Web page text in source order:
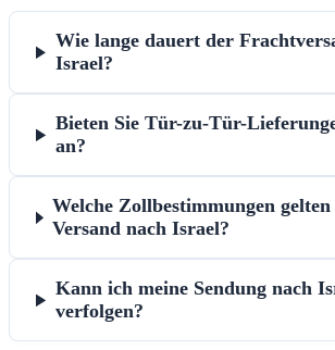
Wie lange dauert der
Israel?
Bieten Sie Tür-zu-Tür-
an?
Welche Zollbestimmungen
Versand nach Israel?
Kann ich meine Sendung nach
verfolgen?